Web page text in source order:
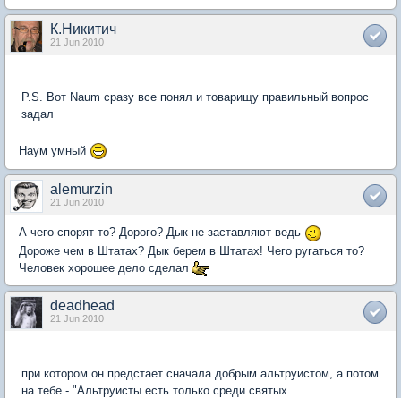
К.Никитич
21 Jun 2010
P.S. Вот Naum сразу все понял и товарищу правильный вопрос
задал
Наум умный
alemurzin
21 Jun 2010
А чего спорят то? Дорого? Дык не заставляют ведь
Дороже чем в Штатах? Дык берем в Штатах! Чего ругаться то?
Человек хорошее дело сделал
deadhead
21 Jun 2010
при котором он предстает сначала добрым альтруистом, а потом
на тебе - "Альтруисты есть только среди святых.